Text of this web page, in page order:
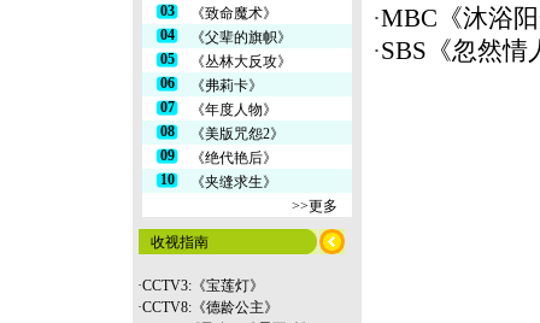
03
《致命魔术》
04
《父辈的旗帜》
05
《丛林大反攻》
06
《弗莉卡》
07
《年度人物》
08
《美版咒怨2》
09
《绝代艳后》
10
《夹缝求生》
>>更多
收视指南
·CCTV3:《宝莲灯》
·CCTV8:《德龄公主》
·MBC《沐浴
·SBS《忽然情